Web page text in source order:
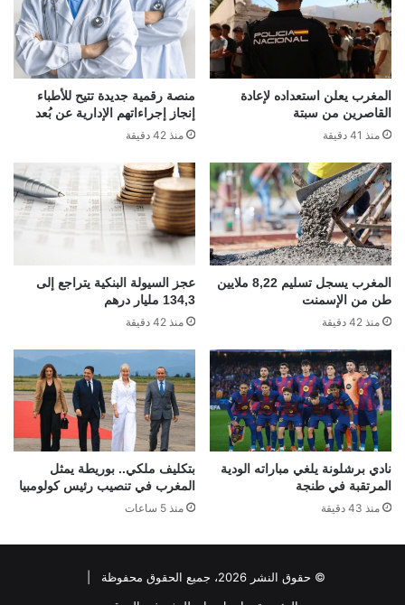
المغرب يعلن استعداده لإعادة
القاصرين من سبتة
منذ 41 دقيقة
منصة رقمية جديدة تتيح للأطباء
إنجاز إجراءاتهم الإدارية عن بُعد
منذ 42 دقيقة
المغرب يسجل تسليم 8,22 ملايين
طن من الإسمنت
منذ 42 دقيقة
عجز السيولة البنكية يتراجع إلى
134,3 مليار درهم
منذ 42 دقيقة
نادي برشلونة يلغي مباراته الودية
المرتقبة في طنجة
منذ 43 دقيقة
بتكليف ملكي.. بوريطة يمثل
المغرب في تنصيب رئيس كولومبيا
منذ 5 ساعات
© حقوق النشر 2026، جميع الحقوق محفوظة |